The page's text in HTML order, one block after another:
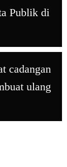
Publik di
cadangan
ulang